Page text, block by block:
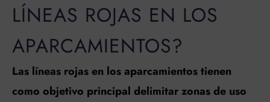
LÍNEAS ROJAS EN LOS
APARCAMIENTOS?
Las líneas rojas en los aparcamientos tienen
como objetivo principal delimitar zonas de uso